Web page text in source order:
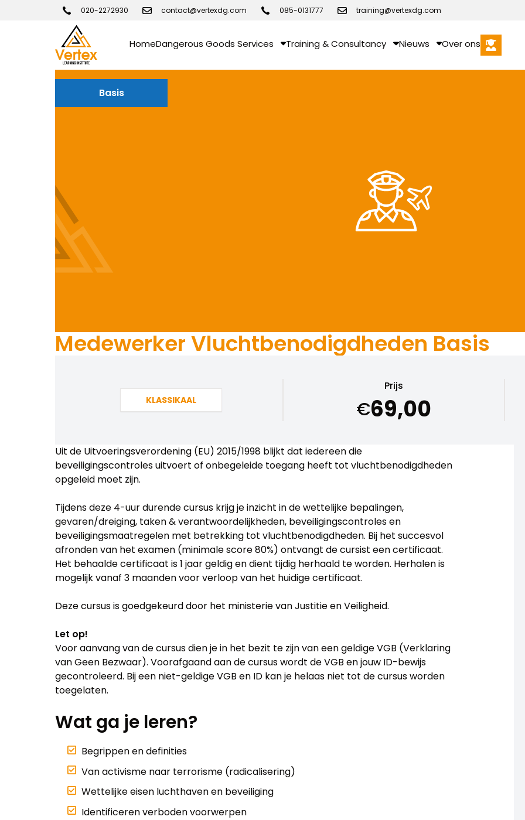
020-2272930 contact@vertexdg.com 085-0131777 training@vertexdg.com
HomeDangerous Goods Services Training & Consultancy Nieuws Over ons
Basis
Medewerker Vluchtbenodigdheden Basis
KLASSIKAAL
Prijs
€69,00
Uit de Uitvoeringsverordening (EU) 2015/1998 blijkt dat iedereen die
beveiligingscontroles uitvoert of onbegeleide toegang heeft tot vluchtbenodigdheden
opgeleid moet zijn.
Tijdens deze 4-uur durende cursus krijg je inzicht in de wettelijke bepalingen,
gevaren/dreiging, taken & verantwoordelijkheden, beveiligingscontroles en
beveiligingsmaatregelen met betrekking tot vluchtbenodigdheden. Bij het succesvol
afronden van het examen (minimale score 80%) ontvangt de cursist een certificaat.
Het behaalde certificaat is 1 jaar geldig en dient tijdig herhaald te worden. Herhalen is
mogelijk vanaf 3 maanden voor verloop van het huidige certificaat.
Deze cursus is goedgekeurd door het ministerie van Justitie en Veiligheid.
Let op!
Voor aanvang van de cursus dien je in het bezit te zijn van een geldige VGB (Verklaring
van Geen Bezwaar). Voorafgaand aan de cursus wordt de VGB en jouw ID-bewijs
gecontroleerd. Bij een niet-geldige VGB en ID kan je helaas niet tot de cursus worden
toegelaten.
Wat ga je leren?
Begrippen en definities
Van activisme naar terrorisme (radicalisering)
Wettelijke eisen luchthaven en beveiliging
Identificeren verboden voorwerpen